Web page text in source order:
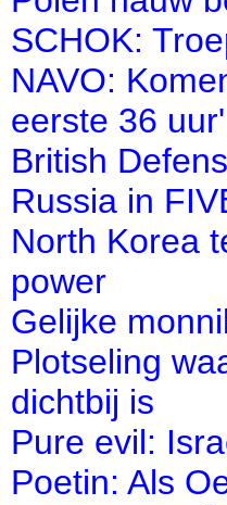
SCHOK:
NAVO:
eerste 36
British
Russia in
North Korea
power
Gelijke
Plotseling
dichtbij is
Pure evil:
Poetin: Als